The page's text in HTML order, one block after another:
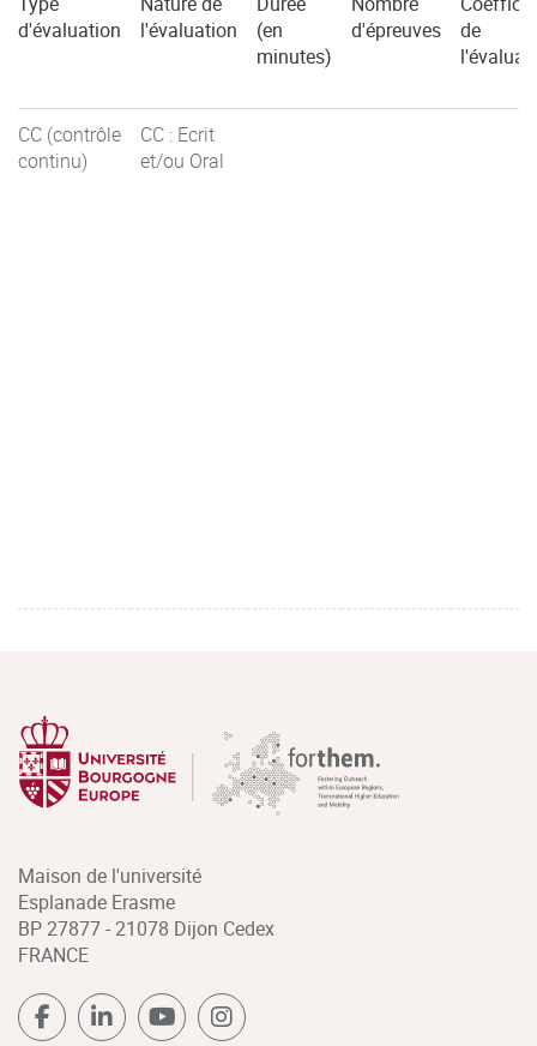
d'évaluation
l'évaluation
(en
minutes)
d'épreuves
de
CC (contrôle
continu)
CC : Ecrit
et/ou Oral
Maison de l'université
Esplanade Erasme
BP 27877 - 21078 Dijon Cedex
FRANCE